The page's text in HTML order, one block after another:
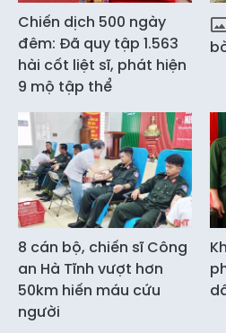
Chiến dịch 500 ngày
đêm: Đã quy tập 1.563
hài cốt liệt sĩ, phát hiện
9 mộ tập thể
8 cán bộ, chiến sĩ Công
an Hà Tĩnh vượt hơn
50km hiến máu cứu
người